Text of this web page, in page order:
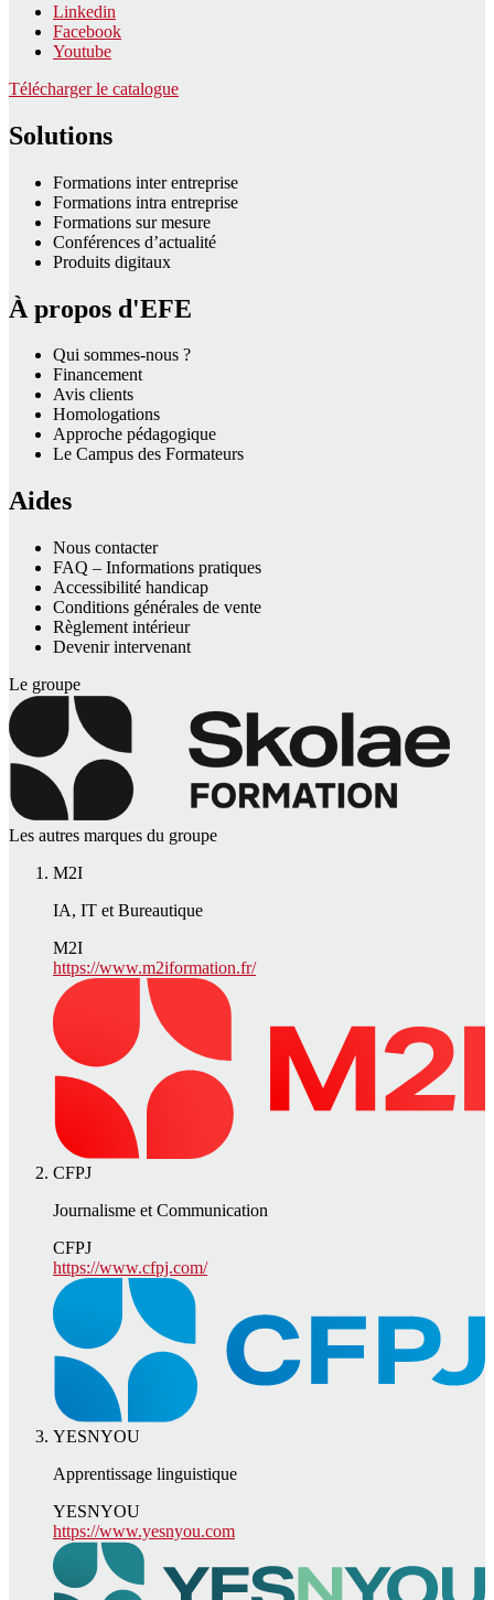
Linkedin
Facebook
Youtube
Télécharger le catalogue
Solutions
Formations inter entreprise
Formations intra entreprise
Formations sur mesure
Conférences d’actualité
Produits digitaux
À propos d'EFE
Qui sommes-nous ?
Financement
Avis clients
Homologations
Approche pédagogique
Le Campus des Formateurs
Aides
Nous contacter
FAQ – Informations pratiques
Accessibilité handicap
Conditions générales de vente
Règlement intérieur
Devenir intervenant
Le groupe
Les autres marques du groupe
M2I
IA, IT et Bureautique
M2I
https://www.m2iformation.fr/
CFPJ
Journalisme et Communication
CFPJ
https://www.cfpj.com/
YESNYOU
Apprentissage linguistique
YESNYOU
https://www.yesnyou.com